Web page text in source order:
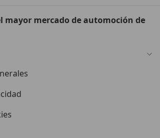
mayor mercado de automoción de